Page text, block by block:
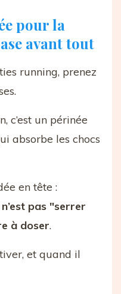
pour la
avant tout
running, prenez
c’est un périnée
absorbe les chocs
en tête :
pas "serrer
à doser.
et quand il